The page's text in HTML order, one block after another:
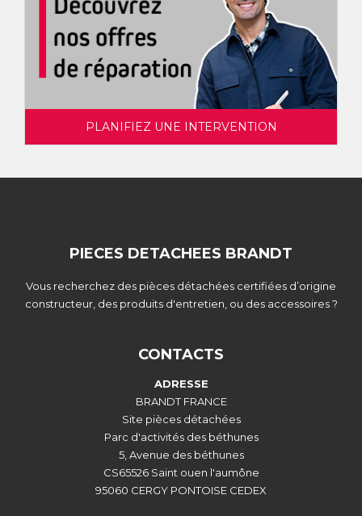
PLANIFIEZ UNE INTERVENTION
PIECES DETACHEES BRANDT
Vous recherchez des pièces détachées certifiées d’origine
constructeur, des produits d'entretien, ou des accessoires ?
CONTACTS
ADRESSE
BRANDT FRANCE
Site pièces détachées
Parc d'activités des béthunes
5, Avenue des béthunes
CS65526 Saint ouen l'aumône
95060 CERGY PONTOISE CEDEX